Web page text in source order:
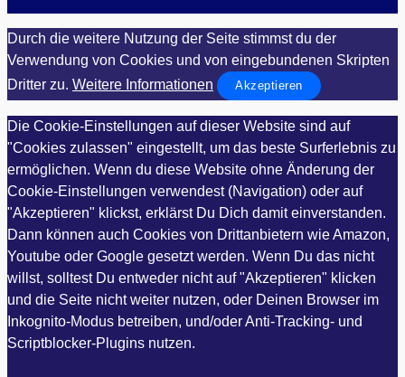
Durch die weitere Nutzung der Seite stimmst du der
Verwendung von Cookies und von eingebundenen Skripten
Dritter zu. Weitere Informationen Akzeptieren
Die Cookie-Einstellungen auf dieser Website sind auf
"Cookies zulassen" eingestellt, um das beste Surferlebnis zu
ermöglichen. Wenn du diese Website ohne Änderung der
Cookie-Einstellungen verwendest (Navigation) oder auf
"Akzeptieren" klickst, erklärst Du Dich damit einverstanden.
Dann können auch Cookies von Drittanbietern wie Amazon,
Youtube oder Google gesetzt werden. Wenn Du das nicht
willst, solltest Du entweder nicht auf "Akzeptieren" klicken
und die Seite nicht weiter nutzen, oder Deinen Browser im
Inkognito-Modus betreiben, und/oder Anti-Tracking- und
Scriptblocker-Plugins nutzen.